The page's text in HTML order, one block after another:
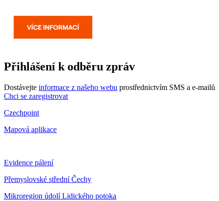
Přihlášení k odběru zpráv
Dostávejte informace z našeho webu prostřednictvím SMS a e-mailů
Chci se zaregistrovat
Czechpoint
Mapová aplikace
Evidence pálení
Přemyslovské střední Čechy
Mikroregion údolí Lidického potoka